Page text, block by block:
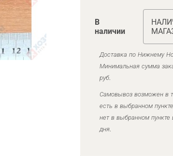
В
наличии
Доставка по Нижнему
Минимальная сумма
руб.
Самовывоз возможен в
есть в выбранном
нет в выбранном
дня.